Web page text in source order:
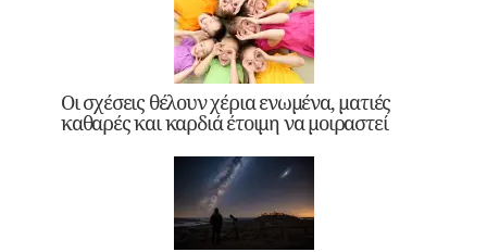
Οι σχέσεις θέλουν χέρια ενωμένα, ματιές
καθαρές και καρδιά έτοιμη να μοιραστεί